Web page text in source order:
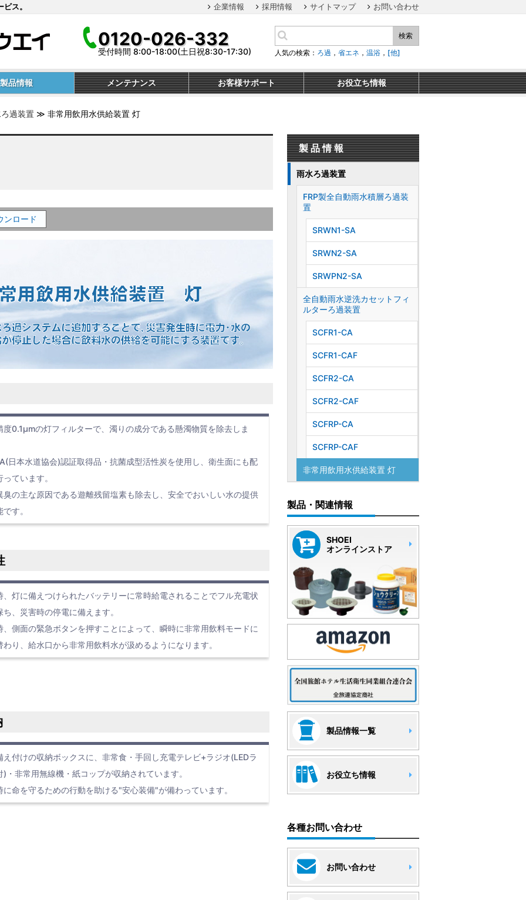
ス。 企業情報 採用情報 サイトマップ お問い合わせ
0120-026-332
受付時間 8:00-18:00(土日祝8:30-17:30)
検索
人気の検索： ろ過 ， 省エネ ， 温浴 ， [他]
製品情報 メンテナンス お客様サポート お役立ち情報
過装置 ≫ 非常用飲用水供給装置 灯
ンロード
度0.1µmの灯フィルターで、濁りの成分である懸濁物質を除去しま
日本水道協会)認証取得品・抗菌成型活性炭を使用し、衛生面にも配
っています。
臭の主な原因である遊離残留塩素も除去し、安全でおいしい水の提供
す。
、灯に備えつけられたバッテリーに常時給電されることでフル充電状
ち、災害時の停電に備えます。
、側面の緊急ボタンを押すことによって、瞬時に非常用飲料モードに
わり、給水口から非常用飲料水が汲めるようになります。
え付けの収納ボックスに、非常食・手回し充電テレビ+ラジオ(LEDラ
)・非常用無線機・紙コップが収納されています。
に命を守るための行動を助ける"安心装備"が備わっています。
製品情報
雨水ろ過装置
FRP製全自動雨水積層ろ過装
置
SRWN1-SA
SRWN2-SA
SRWPN2-SA
全自動雨水逆洗カセットフィ
ルターろ過装置
SCFR1-CA
SCFR1-CAF
SCFR2-CA
SCFR2-CAF
SCFRP-CA
SCFRP-CAF
非常用飲用水供給装置 灯
製品・関連情報
SHOEI
オンラインストア
製品情報一覧
お役立ち情報
各種お問い合わせ
お問い合わせ